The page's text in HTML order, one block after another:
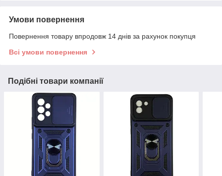
Умови повернення
Повернення товару впродовж 14 днів за рахунок покупця
Всі умови повернення
Подібні товари компанії